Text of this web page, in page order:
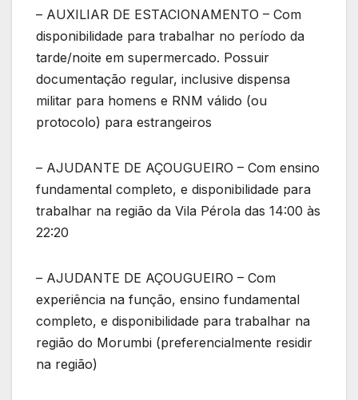
– AUXILIAR DE ESTACIONAMENTO – Com
disponibilidade para trabalhar no período da
tarde/noite em supermercado. Possuir
documentação regular, inclusive dispensa
militar para homens e RNM válido (ou
protocolo) para estrangeiros
– AJUDANTE DE AÇOUGUEIRO – Com ensino
fundamental completo, e disponibilidade para
trabalhar na região da Vila Pérola das 14:00 às
22:20
– AJUDANTE DE AÇOUGUEIRO – Com
experiência na função, ensino fundamental
completo, e disponibilidade para trabalhar na
região do Morumbi (preferencialmente residir
na região)